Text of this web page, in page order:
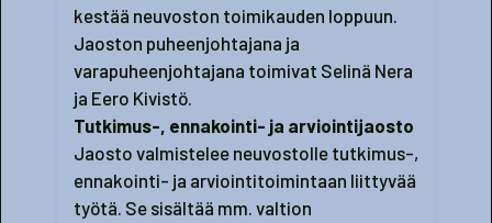
kestää neuvoston toimikauden loppuun.
Jaoston puheenjohtajana ja
varapuheenjohtajana toimivat Selinä Nera
ja Eero Kivistö.
Tutkimus-, ennakointi- ja arviointijaosto
Jaosto valmistelee neuvostolle tutkimus-,
ennakointi- ja arviointitoimintaan liittyvää
työtä. Se sisältää mm. valtion